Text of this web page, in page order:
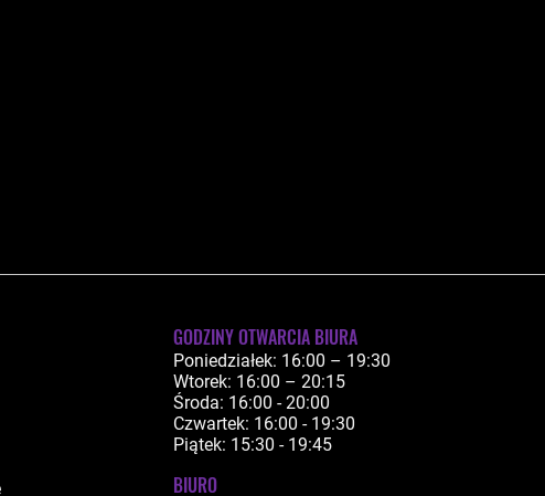
GODZINY OTWARCIA BIURA
Poniedziałek: 16:00 – 19:30
Wtorek: 16:00 – 20:15
Środa: 16:00 - 20:00
Czwartek: 16:00 - 19:30
Piątek: 15:30 - 19:45
BIURO